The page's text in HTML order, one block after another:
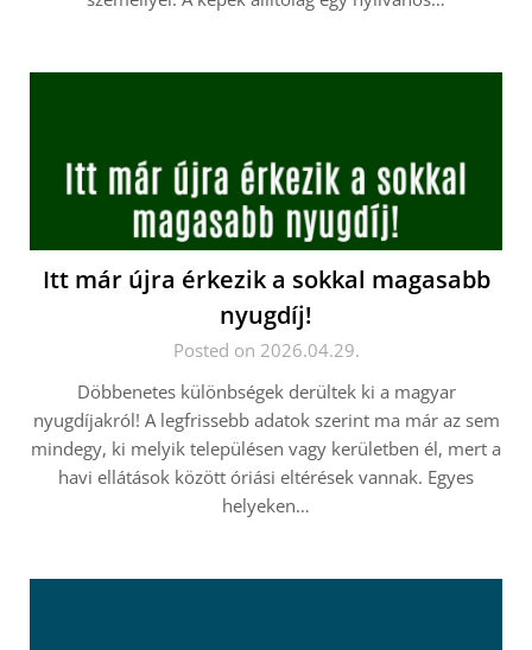
Itt már újra érkezik a sokkal magasabb
nyugdíj!
Posted on 2026.04.29.
Döbbenetes különbségek derültek ki a magyar
nyugdíjakról! A legfrissebb adatok szerint ma már az sem
mindegy, ki melyik településen vagy kerületben él, mert a
havi ellátások között óriási eltérések vannak. Egyes
helyeken…